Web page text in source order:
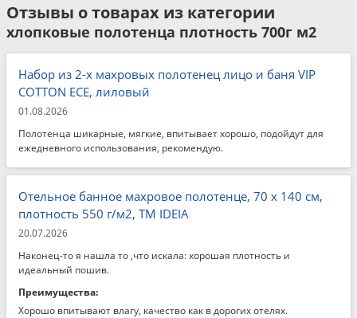
Отзывы о товарах из категории
хлопковые полотенца плотность 700г м2
Набор из 2-х махровых полотенец лицо и баня VIP
COTTON ECE, лиловый
01.08.2026
Полотенца шикарные, мягкие, впитывает хорошо, подойдут для
ежедневного использования, рекомендую.
Отельное банное махровое полотенце, 70 x 140 см,
плотность 550 г/м2, ТМ IDEIA
20.07.2026
Наконец-то я нашла то ,что искала: хорошая плотность и
идеальный пошив.
Преимущества:
Хорошо впитывают влагу, качество как в дорогих отелях.